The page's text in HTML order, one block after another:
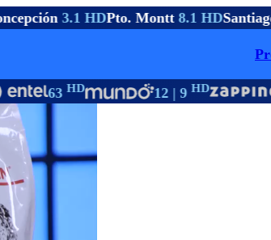
3.1 HDPto. Montt8.1 HD
63HD 12 | 9HD